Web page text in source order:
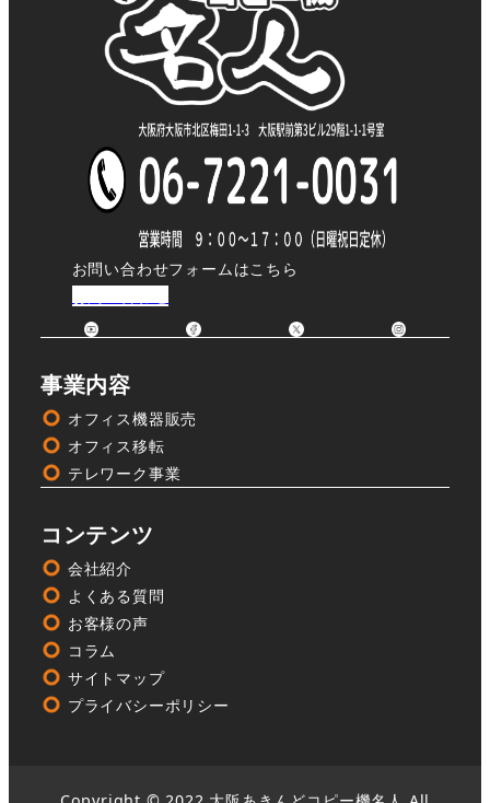
お問い合わせフォームはこちら
事業内容
オフィス機器販売
オフィス移転
テレワーク事業
コンテンツ
会社紹介
よくある質問
お客様の声
コラム
サイトマップ
プライバシーポリシー